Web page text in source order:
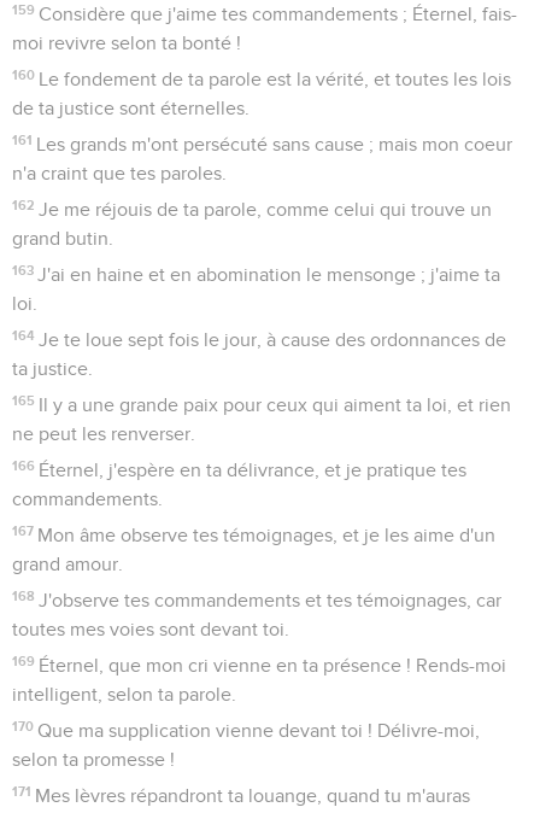
159 Considère que j'aime tes commandements ; Éternel, fais-
moi revivre selon ta bonté !
160 Le fondement de ta parole est la vérité, et toutes les lois
de ta justice sont éternelles.
161 Les grands m'ont persécuté sans cause ; mais mon coeur
n'a craint que tes paroles.
162 Je me réjouis de ta parole, comme celui qui trouve un
grand butin.
163 J'ai en haine et en abomination le mensonge ; j'aime ta
loi.
164 Je te loue sept fois le jour, à cause des ordonnances de
ta justice.
165 Il y a une grande paix pour ceux qui aiment ta loi, et rien
ne peut les renverser.
166 Éternel, j'espère en ta délivrance, et je pratique tes
commandements.
167 Mon âme observe tes témoignages, et je les aime d'un
grand amour.
168 J'observe tes commandements et tes témoignages, car
toutes mes voies sont devant toi.
169 Éternel, que mon cri vienne en ta présence ! Rends-moi
intelligent, selon ta parole.
170 Que ma supplication vienne devant toi ! Délivre-moi,
selon ta promesse !
171 Mes lèvres répandront ta louange, quand tu m'auras